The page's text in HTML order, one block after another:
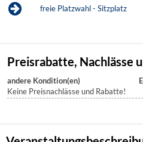
freie Platzwahl - Sitzplatz
Preisrabatte, Nachlässe
andere Kondition(en)
Keine Preisnachlässe und Rabatte!